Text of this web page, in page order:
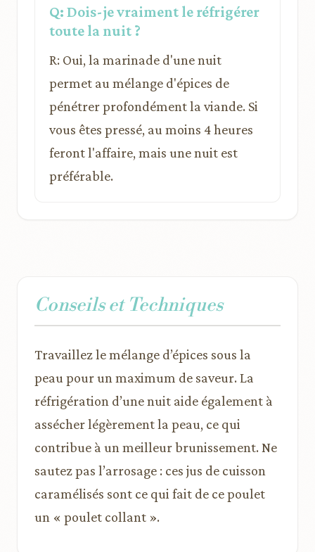
Q: Dois-je vraiment le réfrigérer
toute la nuit ?
R: Oui, la marinade d'une nuit
permet au mélange d'épices de
pénétrer profondément la viande. Si
vous êtes pressé, au moins 4 heures
feront l'affaire, mais une nuit est
préférable.
Conseils et Techniques
Travaillez le mélange d’épices sous la
peau pour un maximum de saveur. La
réfrigération d’une nuit aide également à
assécher légèrement la peau, ce qui
contribue à un meilleur brunissement. Ne
sautez pas l’arrosage : ces jus de cuisson
caramélisés sont ce qui fait de ce poulet
un « poulet collant ».